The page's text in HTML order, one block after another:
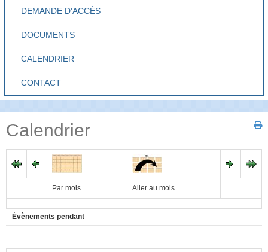
DEMANDE D'ACCÈS
DOCUMENTS
CALENDRIER
CONTACT
Calendrier
Par mois Aller au mois
Évènements pendant